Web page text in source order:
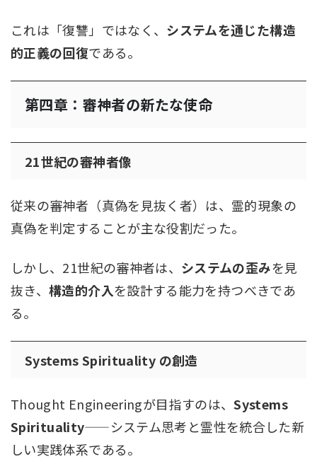
これは「復讐」ではなく、 システムを通じた構造
的正義の回復である。
第四章：審神者の新たな使命
21世紀の審神者像
従来の審神者（真偽を見抜く者）は、霊的現象の
真偽を判定することが主な役割だった。
しかし、21世紀の審神者は、 システムの歪みを見
抜き、構造的介入を設計する能力を持つべきであ
る。
Systems Spirituality の創造
Thought Engineeringが目指すのは、Systems
Spirituality——システム思考と霊性を統合した新
しい実践体系である。